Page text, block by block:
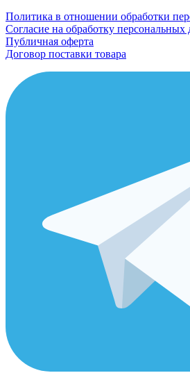
Политика в отношении обработки
Согласие на обработку
Публичная оферта
Договор поставки товара